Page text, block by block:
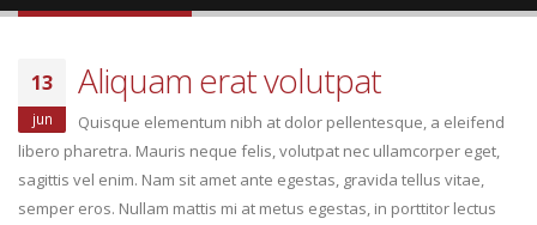
13
jun
Aliquam erat volutpat
Quisque elementum nibh at dolor pellentesque, a eleifend
libero pharetra. Mauris neque felis, volutpat nec ullamcorper eget,
sagittis vel enim. Nam sit amet ante egestas, gravida tellus vitae,
semper eros. Nullam mattis mi at metus egestas, in porttitor lectus